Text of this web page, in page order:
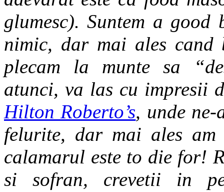
glumesc). Suntem a
nimic, dar mai ales cand
plecam la munte sa
atunci, va las cu impresii
Hilton Roberto’s, unde ne-
felurite, dar mai ales am
calamarul este to die for!
si sofran, crevetii in